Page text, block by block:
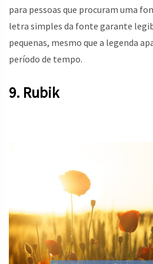
para pessoas que procuram uma
letra simples da fonte garante
pequenas, mesmo que a legenda
período de tempo.
9. Rubik